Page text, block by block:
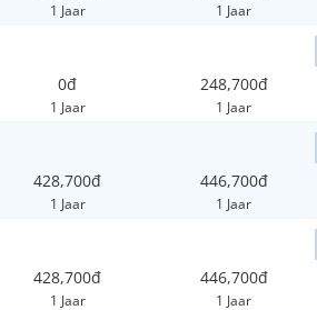
1 Jaar 1 Jaar
0đ
1 Jaar
248,700đ
1 Jaar
428,700đ
1 Jaar
446,700đ
1 Jaar
428,700đ
1 Jaar
446,700đ
1 Jaar